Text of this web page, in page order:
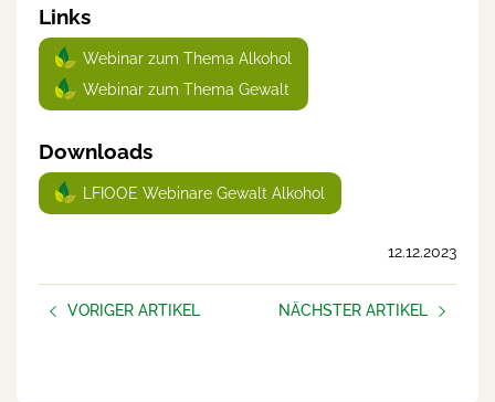
Links
Webinar zum Thema Alkohol
Webinar zum Thema Gewalt
Downloads
LFIOOE Webinare Gewalt Alkohol
12.12.2023
VORIGER ARTIKEL
NÄCHSTER ARTIKEL